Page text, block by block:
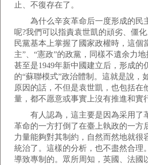
止、不復存在了。
為什么辛亥革命后一度形成的民
呢?我們可以指責袁世凱的頑劣、僵化
民黨基本上掌握了國家政權時，這個
主”、“憲政”的政黨，同樣不遺余力地
甚至是1949年新中國建立后，形成的
的“蘇聯模式”政治體制。這就是說，
原因的話，不但是袁世凱，也包括在
量，都不愿意或事實上沒有推進和實
有人認為，這主要是因為采用了
革命的一方打倒了在臺上執政的一方
力量能夠對其制約，自然而然地就很
統治了。這樣的分析，也不盡然合理
導致專制的。眾所周知，英國、法國